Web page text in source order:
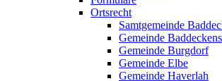
Ortsrecht
Samtgemeinde
Gemeinde
Gemeinde Burgdorf
Gemeinde Elbe
Gemeinde Haverlah